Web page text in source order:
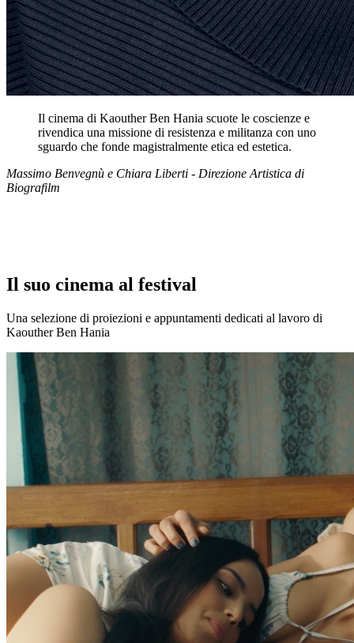
Il cinema di Kaouther Ben Hania scuote le coscienze e
rivendica una missione di resistenza e militanza con uno
sguardo che fonde magistralmente etica ed estetica.
Massimo Benvegnù e Chiara Liberti - Direzione Artistica di
Biografilm
Il suo cinema al festival
Una selezione di proiezioni e appuntamenti dedicati al lavoro di
Kaouther Ben Hania